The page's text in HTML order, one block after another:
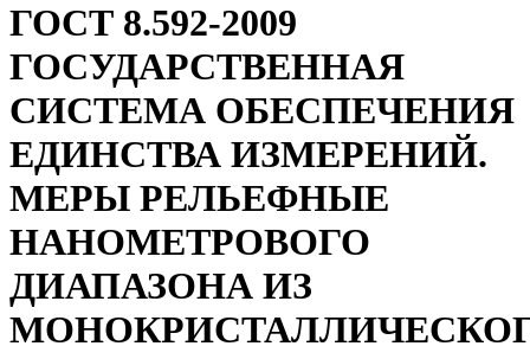
ГОСТ 8.592-2009
ГОСУДАРСТВЕННАЯ
СИСТЕМА ОБЕСПЕЧЕНИЯ
ЕДИНСТВА ИЗМЕРЕНИЙ.
МЕРЫ РЕЛЬЕФНЫЕ
НАНОМЕТРОВОГО
ДИАПАЗОНА ИЗ